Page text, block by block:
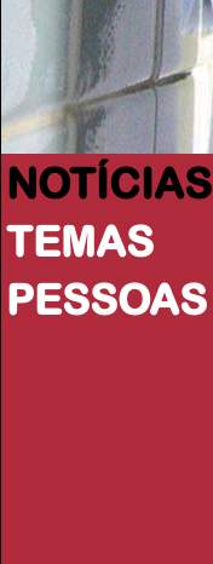
NOTÍCIAS
TEMAS
PESSOAS